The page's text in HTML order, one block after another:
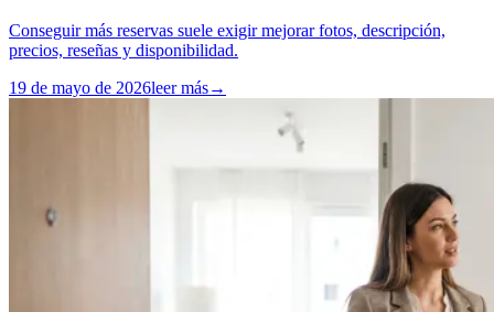
Conseguir más reservas suele exigir mejorar fotos, descripción,
precios, reseñas y disponibilidad.
19 de mayo de 2026leer más→